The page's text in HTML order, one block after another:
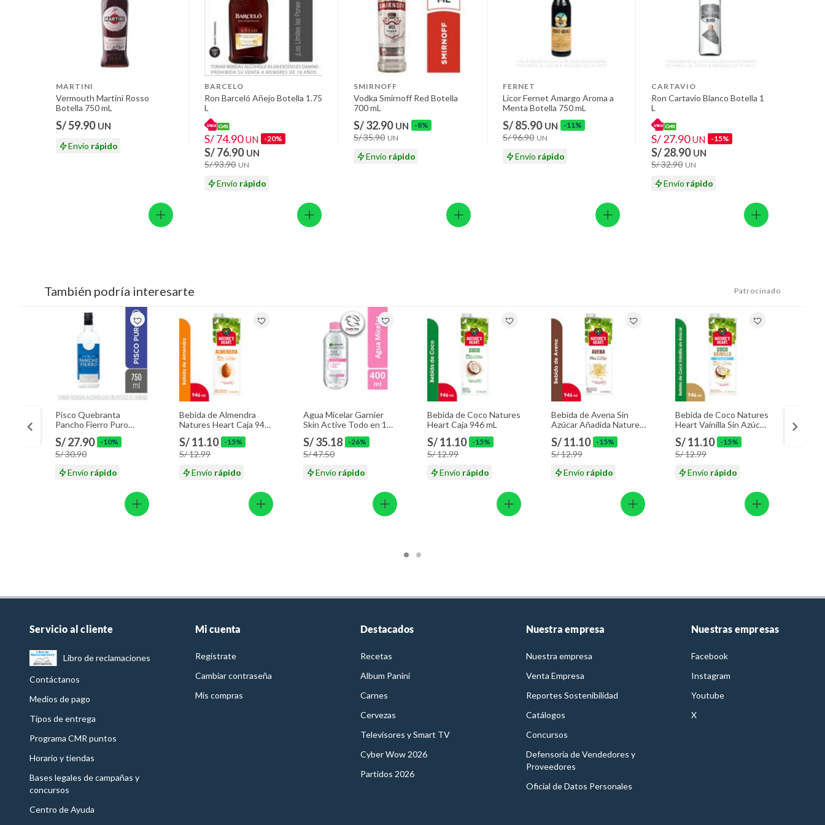
MARTINI
Vermouth Martini Rosso
Botella 750 mL
S/ 59.90 UN
Envío rápido
BARCELO
Ron Barceló Añejo Botella 1.75
L
S/ 74.90 UN -20%
S/ 76.90 UN
S/ 93.90 UN
Envío rápido
SMIRNOFF
Vodka Smirnoff Red Botella
700 mL
S/ 32.90 UN -8%
S/ 35.90 UN
Envío rápido
FERNET
Licor Fernet Amargo Aroma a
Menta Botella 750 mL
S/ 85.90 UN -11%
S/ 96.90 UN
Envío rápido
CARTAVIO
Ron Cartavio Blanco Botella 1
L
S/ 27.90 UN -15%
S/ 28.90 UN
S/ 32.90 UN
Envío rápido
También podría interesarte Patrocinado
Pisco Quebranta
Pancho Fierro Puro
Botella 750 mL
S/ 27.90 -10%
S/ 30.90
Envío rápido
Bebida de Almendra
Natures Heart Caja 946
S/ 11.10 -15%
S/ 12.99
Envío rápido
Agua Micelar Garnier
Skin Active Todo en 1
Envase 400 mL
S/ 35.18 -26%
S/ 47.50
Envío rápido
Bebida de Coco Natures
Heart Caja 946 mL
S/ 11.10 -15%
S/ 12.99
Envío rápido
Bebida de Avena Sin
Azúcar Añadida Nature’s
Heart Botella 946 mL
S/ 11.10 -15%
S/ 12.99
Envío rápido
Bebida de Coco Natures
Heart Vainilla Sin Azúcar
Caja 946 mL
S/ 11.10 -15%
S/ 12.99
Envío rápido
Servicio al cliente
Libro de reclamaciones
Contáctanos
Medios de pago
Tipos de entrega
Programa CMR puntos
Horario y tiendas
Bases legales de campañas y
concursos
Centro de Ayuda
Mi cuenta
Regístrate
Cambiar contraseña
Mis compras
Destacados
Recetas
Album Panini
Carnes
Cervezas
Televisores y Smart TV
Cyber Wow 2026
Partidos 2026
Nuestra empresa
Nuestra empresa
Venta Empresa
Reportes Sostenibilidad
Catálogos
Concursos
Defensoría de Vendedores y
Proveedores
Oficial de Datos Personales
Nuestras empresas
Facebook
Instagram
Youtube
X